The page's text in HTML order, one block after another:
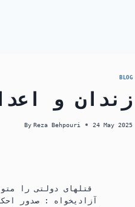
BLOG
زندان و
By Reza Behpouri 24 May 2025
قتلهای دولتی را
آزادیخواه : صدور